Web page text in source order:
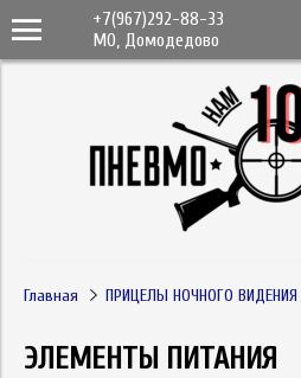
+7(967)292-88-33
МО, Домодедово
Главная ПРИЦЕЛЫ НОЧНОГО ВИДЕНИЯ
ЭЛЕМЕНТЫ ПИТАНИЯ